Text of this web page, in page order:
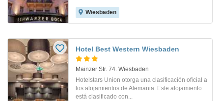
Wiesbaden
Hotel Best Western Wiesbaden
Mainzer Str. 74. Wiesbaden
Hotelstars Union otorga una clasificación oficial a
los alojamientos de Alemania. Este alojamiento
está clasificado con...